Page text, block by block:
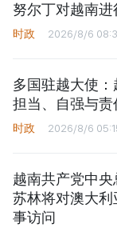
努尔丁对越南
时政 2026/8/6
多国驻越大使
担当、自强与责
时政 2026/8/6
越南共产党中
苏林将对澳大利
事访问